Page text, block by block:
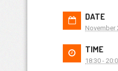
DATE
November
TIME
18:30 -